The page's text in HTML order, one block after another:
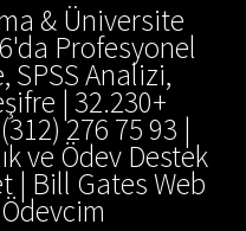
& Üniversite
Profesyonel
SPSS Analizi,
| 32.230+
276 75 93 |
ve Ödev Destek
| Bill Gates Web